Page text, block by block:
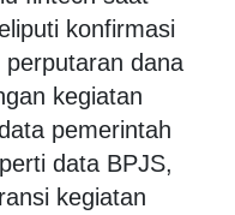
konfirmasi
perputaran dana
kegiatan
pemerintah
data BPJS,
kegiatan